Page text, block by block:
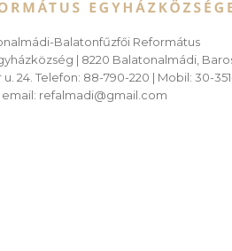
Balatonfűzfői Református
| 8220 Balatonalmádi,
u. 24. Telefon: 88-790-220 | Mobil: 30-
email: refalmadi@gmail.com